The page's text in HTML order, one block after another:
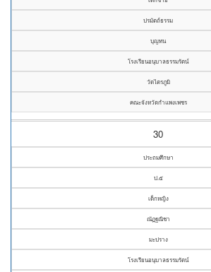
ปรมัตถ์ธรรม
บุญทน
โรงเรียนอนุบาลธรรมรัตน์
วัดไตรภูมิ
คณะจังหวัดกำแพงเพชร
30
ประถมศึกษา
ป.๕
เด็กหญิง
ณัฏฐณิชา
มะปราง
โรงเรียนอนุบาลธรรมรัตน์